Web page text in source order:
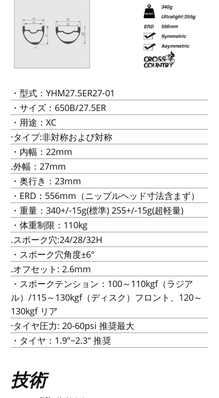
・型式：YHM27.5ER27-01
・サイズ：650B/27.5ER
・用途：XC
·タイプ:非対称および対称
・内幅：22mm
.外幅：27mm
・奥行き：23mm
・ERD：556mm（ニップルヘッド寸法含まず）
・重量：340+/-15g(標準) 255+/-15g(超軽量)
・体重制限：110kg
.スポーク穴:24/28/32H
・スポーク穴角度±6°
.オフセット: 2.6mm
・スポークテンション：100～110kgf（ラジア
ル）/115～130kgf（ディスク）フロント、120～
130kgf リア
·タイヤ圧力: 20-60psi 推奨最大
・タイヤ：1.9"~2.3" 推奨
技術